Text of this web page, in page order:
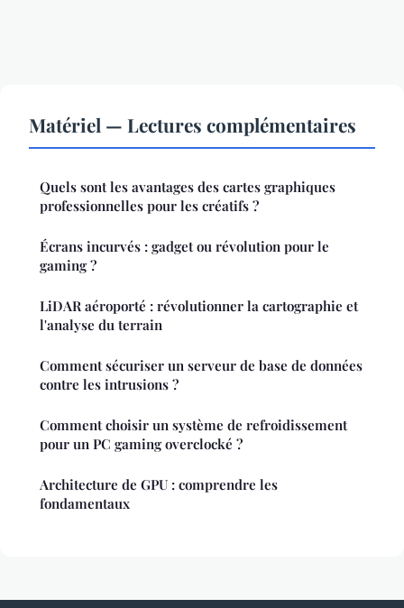
Matériel — Lectures complémentaires
Quels sont les avantages des cartes graphiques
professionnelles pour les créatifs ?
Écrans incurvés : gadget ou révolution pour le
gaming ?
LiDAR aéroporté : révolutionner la cartographie et
l'analyse du terrain
Comment sécuriser un serveur de base de données
contre les intrusions ?
Comment choisir un système de refroidissement
pour un PC gaming overclocké ?
Architecture de GPU : comprendre les
fondamentaux